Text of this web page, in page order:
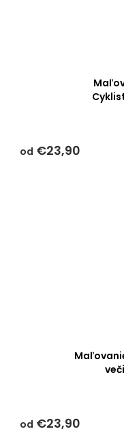
od €23,90
od €23,90